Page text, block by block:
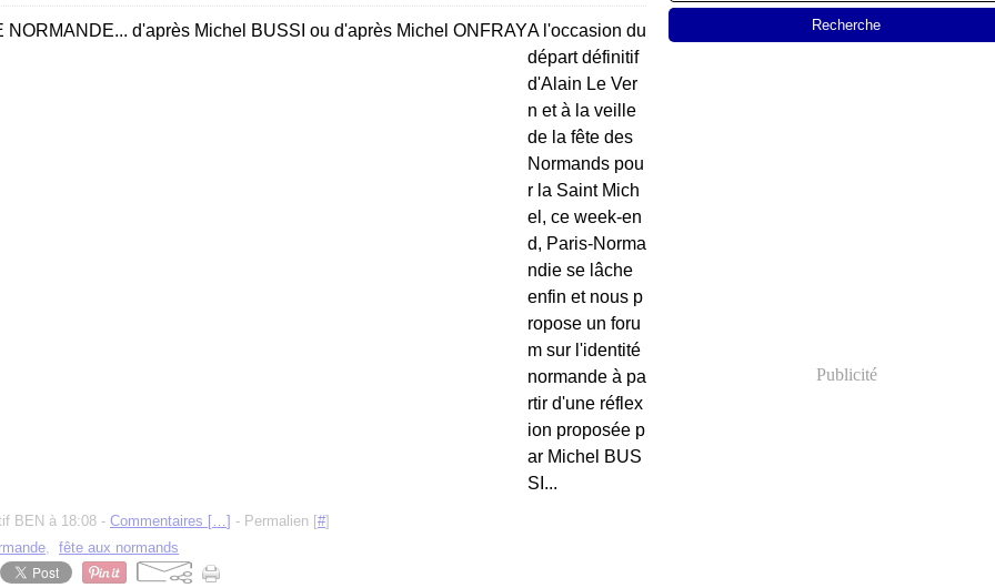
A l'occasion du
départ définitif
d'Alain Le Ver
n et à la veille
de la fête des
Normands pou
r la Saint Mich
el, ce week-en
d, Paris-Norma
ndie se lâche
enfin et nous p
ropose un foru
m sur l'identité
normande à pa
rtir d'une réflex
ion proposée p
ar Michel BUS
SI...
BEN à 18:08 - Commentaires […] - Permalien [#]
, fête aux normands
Publicité